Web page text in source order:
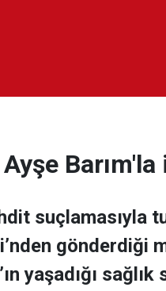
suçlamasıyla
gönderdiği
yaşadığı